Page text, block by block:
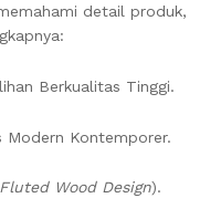
detail produk,
Berkualitas Tinggi.
Modern Kontemporer.
Fluted Wood Design).